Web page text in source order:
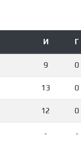
И Г
9 0
13 0
12 0
- -